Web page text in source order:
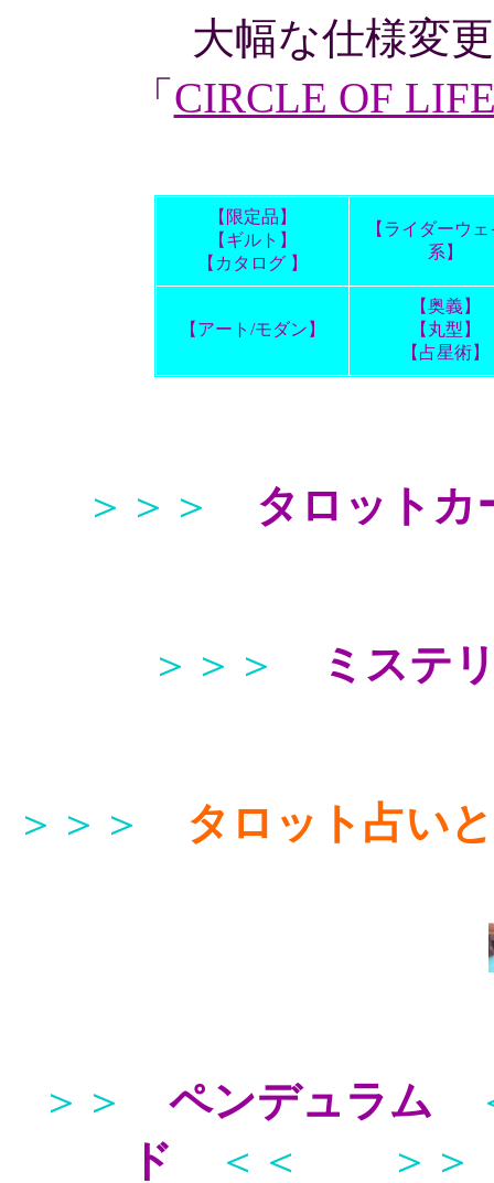
大幅な仕様変
「 CIRCLE OF
【限定品】
【ギルト】
【カタログ 】
【ライダーウ
系】
【アート/モダン】
【奥義】
【丸型】
【占星術】
＞＞＞ タロットカ
＞＞＞ ミステ
＞＞＞ タロット占い
＞＞ ペンデュラム
ド
＜＜ ＞＞